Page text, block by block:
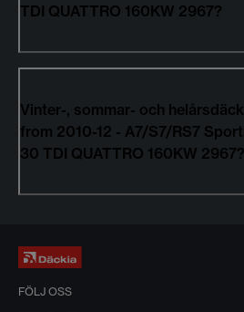
TDI QUATTRO 160KW 2967?
Vinter-, sommar- och
from 2010-12 - A7/S7/RS7
30 TDI QUATTRO 160KW 2967?
FÖLJ OSS